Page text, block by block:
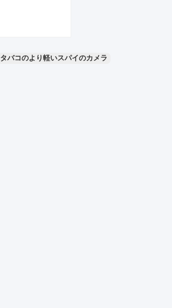
タバコのより軽いスパイのカメラ